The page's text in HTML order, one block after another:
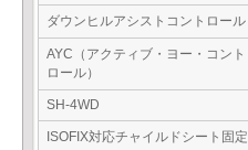
ダウンヒルアシストコントロール
AYC（アクティブ・ヨー・コント
ロール）
SH-4WD
ISOFIX対応チャイルドシート固定